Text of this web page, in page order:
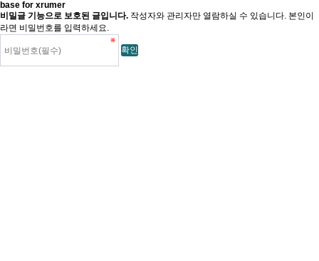
base for xrumer
비밀글 기능으로 보호된 글입니다. 작성자와 관리자만 열람하실 수 있습니다. 본인이
라면 비밀번호를 입력하세요.